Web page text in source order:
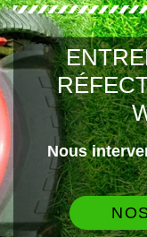
Nous